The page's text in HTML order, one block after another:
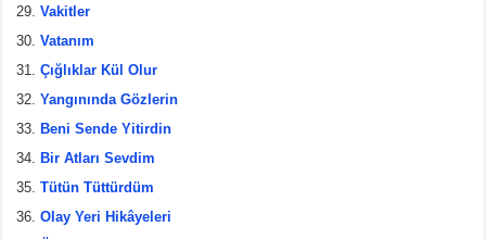
Vakitler
Vatanım
Çığlıklar Kül Olur
Yangınında Gözlerin
Beni Sende Yitirdin
Bir Atları Sevdim
Tütün Tüttürdüm
Olay Yeri Hikâyeleri